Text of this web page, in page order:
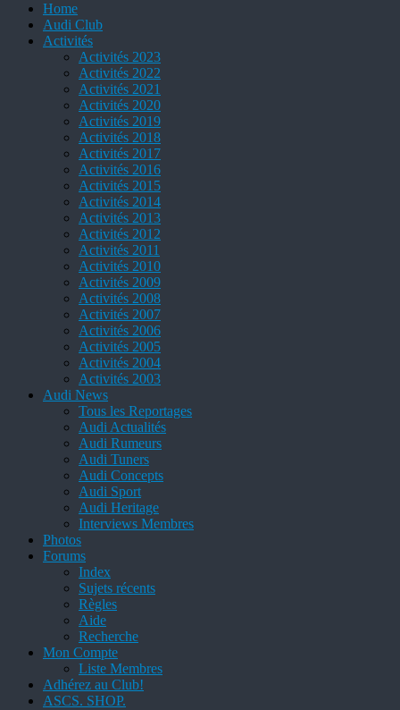
Home
Audi Club
Activités
Activités 2023
Activités 2022
Activités 2021
Activités 2020
Activités 2019
Activités 2018
Activités 2017
Activités 2016
Activités 2015
Activités 2014
Activités 2013
Activités 2012
Activités 2011
Activités 2010
Activités 2009
Activités 2008
Activités 2007
Activités 2006
Activités 2005
Activités 2004
Activités 2003
Audi News
Tous les Reportages
Audi Actualités
Audi Rumeurs
Audi Tuners
Audi Concepts
Audi Sport
Audi Heritage
Interviews Membres
Photos
Forums
Index
Sujets récents
Règles
Aide
Recherche
Mon Compte
Liste Membres
Adhérez au Club!
ASCS. SHOP.